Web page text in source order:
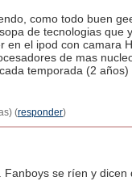
como todo buen
de tecnologias que
en el ipod con camara
de mas
temporada (2
(responder)
se ríen y dicen